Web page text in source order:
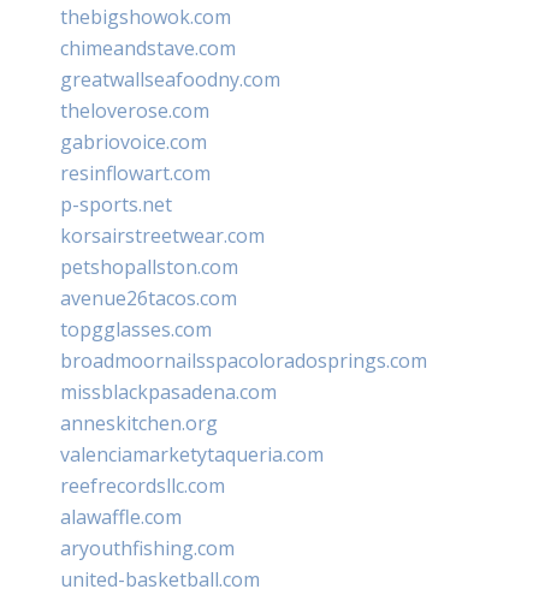
thebigshowok.com
chimeandstave.com
greatwallseafoodny.com
theloverose.com
gabriovoice.com
resinflowart.com
p-sports.net
korsairstreetwear.com
petshopallston.com
avenue26tacos.com
topgglasses.com
broadmoornailsspacoloradosprings.com
missblackpasadena.com
anneskitchen.org
valenciamarketytaqueria.com
reefrecordsllc.com
alawaffle.com
aryouthfishing.com
united-basketball.com